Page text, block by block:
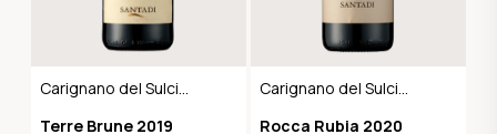
Carignano del Sulcis
Terre Brune 2019
Carignano del Sulcis
Rocca Rubia 2020